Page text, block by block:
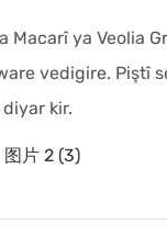
ya Veolia
vedigire. Piştî
kir.